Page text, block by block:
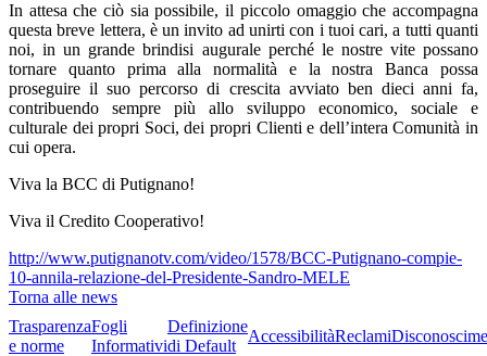
In attesa che ciò sia possibile, il piccolo omaggio che accompagna
questa breve lettera, è un invito ad unirti con i tuoi cari, a tutti quanti
noi, in un grande brindisi augurale perché le nostre vite possano
tornare quanto prima alla normalità e la nostra Banca possa
proseguire il suo percorso di crescita avviato ben dieci anni fa,
contribuendo sempre più allo sviluppo economico, sociale e
culturale dei propri Soci, dei propri Clienti e dell’intera Comunità in
cui opera.
Viva la BCC di Putignano!
Viva il Credito Cooperativo!
http://www.putignanotv.com/video/1578/BCC-Putignano-compie-
10-annila-relazione-del-Presidente-Sandro-MELE
Torna alle news
Trasparenza
e norme
Fogli
Informativi
Definizione
di Default
AccessibilitàReclami